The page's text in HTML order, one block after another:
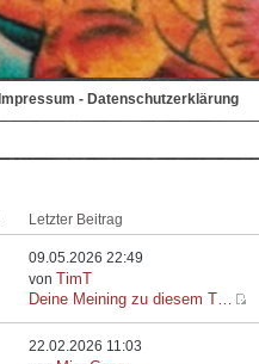
Impressum - Datenschutzerklärung
Letzter Beitrag
09.05.2026 22:49
von TimT
Deine Meining zu diesem T…
22.02.2026 11:03